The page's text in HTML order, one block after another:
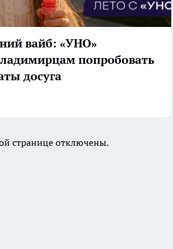
вайб: «УНО»
попробовать
досуга
странице отключены.